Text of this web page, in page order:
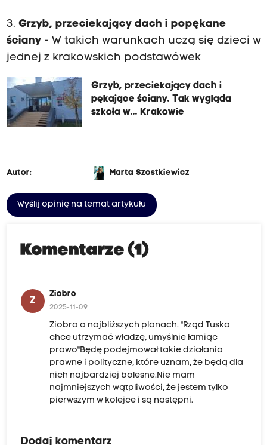
3. Grzyb, przeciekający dach i popękane
ściany - W takich warunkach uczą się dzieci w
jednej z krakowskich podstawówek
Grzyb, przeciekający dach i
pękające ściany. Tak wygląda
szkoła w... Krakowie
Autor: Marta Szostkiewicz
Wyślij opinię na temat artykułu
Komentarze (1)
Z
Ziobro
2025-11-09
Ziobro o najbliższych planach. "Rząd Tuska
chce utrzymać władzę, umyślnie łamiąc
prawo"Będę podejmował takie działania
prawne i polityczne, które uznam, że będą dla
nich najbardziej bolesne.Nie mam
najmniejszych wątpliwości, że jestem tylko
pierwszym w kolejce i są następni.
Dodaj komentarz